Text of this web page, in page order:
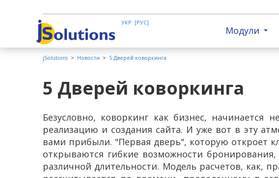
УКР РУС
Модули
jSolutions > Новости > 5 Дверей коворкинга
5 Дверей коворкинга
Безусловно, коворкинг как бизнес,
реализацию и создания сайта. И уже вот в эту
вами прибыли. "Первая дверь", которую откроет
открываются гибкие возможности
различной длительности. Модель расчетов, как,